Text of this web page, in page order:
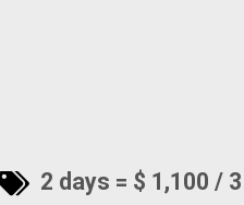
2 days = $ 1,100 /